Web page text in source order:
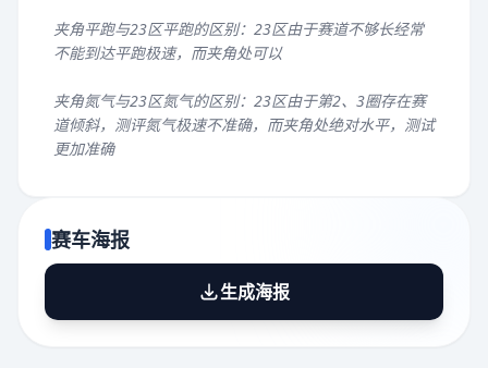
夹角平跑与23区平跑的区别：23区由于赛道不够长经常
不能到达平跑极速，而夹角处可以
夹角氮气与23区氮气的区别：23区由于第2、3圈存在赛
道倾斜，测评氮气极速不准确，而夹角处绝对水平，测试
更加准确
赛车海报
生成海报